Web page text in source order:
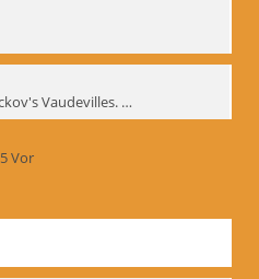
An Evening of Checkov's Vaudevilles. The Evils of Tobacco, The Bear, The Marriage Proposal
Vor